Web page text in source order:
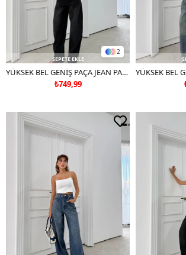
2
SEPETE EKLE
YÜKSEK BEL GENİŞ PAÇA JEAN PANTOLON SİYAH
₺749,99